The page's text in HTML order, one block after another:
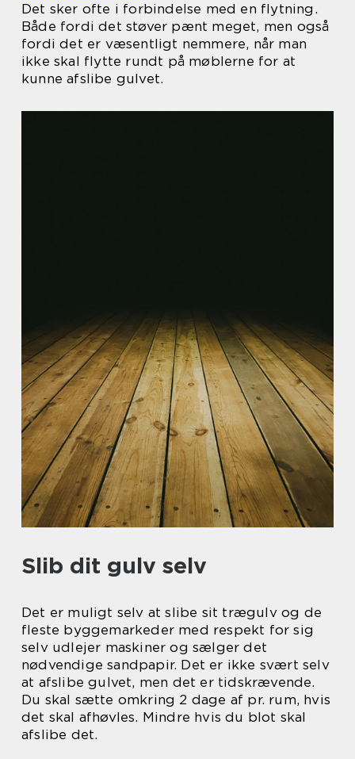
Det sker ofte i forbindelse med en flytning.
Både fordi det støver pænt meget, men også
fordi det er væsentligt nemmere, når man
ikke skal flytte rundt på møblerne for at
kunne afslibe gulvet.
Slib dit gulv selv
Det er muligt selv at slibe sit trægulv og de
fleste byggemarkeder med respekt for sig
selv udlejer maskiner og sælger det
nødvendige sandpapir. Det er ikke svært selv
at afslibe gulvet, men det er tidskrævende.
Du skal sætte omkring 2 dage af pr. rum, hvis
det skal afhøvles. Mindre hvis du blot skal
afslibe det.